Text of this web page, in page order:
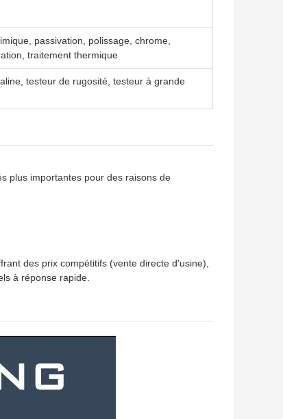
passivation, polissage, chrome,
traitement thermique
testeur de rugosité, testeur à grande
plus importantes pour des raisons de
des prix compétitifs (vente directe d'usine),
à réponse rapide.